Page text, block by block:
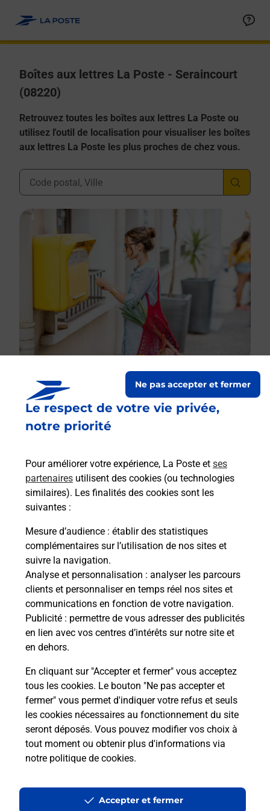
Le respect de votre vie privée,
notre priorité
Pour améliorer votre expérience, La Poste et ses
partenaires utilisent des cookies (ou technologies
similaires). Les finalités des cookies sont les
suivantes :
Mesure d’audience : établir des statistiques
complémentaires sur l’utilisation de nos sites et
suivre la navigation.
Analyse et personnalisation : analyser les parcours
clients et personnaliser en temps réel nos sites et
communications en fonction de votre navigation.
Publicité : permettre de vous adresser des publicités
en lien avec vos centres d’intérêts sur notre site et
en dehors.
En cliquant sur "Accepter et fermer" vous acceptez
tous les cookies. Le bouton "Ne pas accepter et
fermer" vous permet d'indiquer votre refus et seuls
les cookies nécessaires au fonctionnement du site
seront déposés. Vous pouvez modifier vos choix à
tout moment ou obtenir plus d'informations via
notre politique de cookies.
Ne pas accepter et fermer
Accepter et fermer
Boîtes aux lettres La Poste - Seraincourt
(08220)
Retrouvez toutes les boîtes aux lettres La Poste ou
utilisez l'outil de localisation pour visualiser les boîtes
aux lettres La Poste les plus proches de chez vous.
Ville, Département, Code Postal
Boîte aux lettres La Poste
Place D Ecosse
08220 Seraincourt
Le lien s'ouvre dans un nouvel onglet
Boîte aux lettres La Poste
Prochaine collecte du courrierlundià 09h00
13 Rue Marcel Brebant
08220 Seraincourt
Le lien s'ouvre dans un nouvel onglet
Localiser Liste Boîtes aux lettres Ardennes Seraincourt
Accessibilité : partiellement conforme